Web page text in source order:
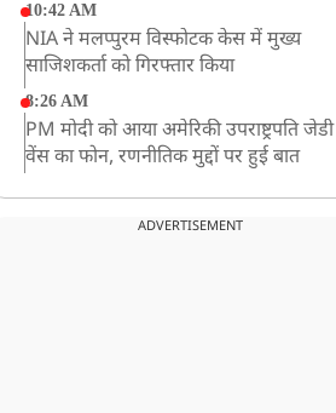
10:42 AM
NIA ने मलप्पुरम विस्फोटक केस में मुख्य
साजिशकर्ता को गिरफ्तार किया
8:26 AM
PM मोदी को आया अमेरिकी उपराष्ट्रपति जेडी
वेंस का फोन, रणनीतिक मुद्दों पर हुई बात
रांची: छात्रों और झारखंड सरकार के बीच आज
ADVERTISEMENT